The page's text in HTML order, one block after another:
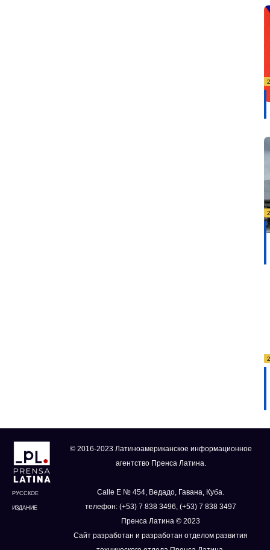
РУССКОЕ
ИЗДАНИЕ
© 2016-2023 Латиноамериканское информационное
агентство Пренса Латина.
Calle E № 454, Ведадо, Гавана, Куба.
телефон: (+53) 7 838 3496, (+53) 7 838 3497
Пренса Латина © 2023
Сайт разработан и разработан отделом развития